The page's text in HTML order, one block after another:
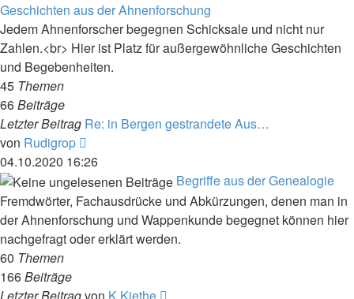
Geschichten aus der Ahnenforschung
Jedem Ahnenforscher begegnen Schicksale und nicht nur
Zahlen.<br> Hier ist Platz für außergewöhnliche Geschichten
und Begebenheiten.
45 Themen
66Beiträge
Letzter Beitrag Re: in Bergen gestrandete Aus…
von Rudigrop
Beitrag
04.10.2020 16:26
Begriffe aus der Genealogie
Fremdwörter, Fachausdrücke und Abkürzungen, denen man in
der Ahnenforschung und Wappenkunde begegnet können hier
nachgefragt oder erklärt werden.
60 Themen
166Beiträge